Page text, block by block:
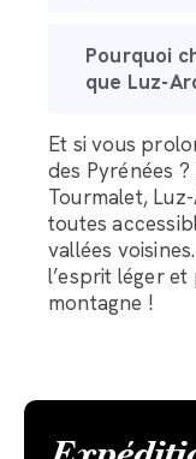
Pourquoi
que Luz-
Et si vous
des Pyrénées
Tourmalet,
toutes
vallées voisines.
l’esprit léger
montagne !